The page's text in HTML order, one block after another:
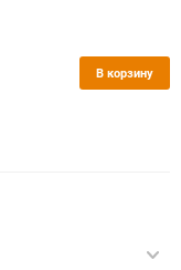
В корзину